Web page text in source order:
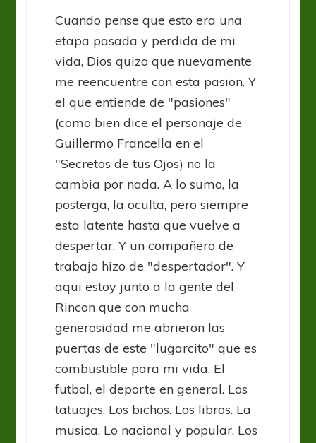
Cuando pense que esto era una
etapa pasada y perdida de mi
vida, Dios quizo que nuevamente
me reencuentre con esta pasion. Y
el que entiende de "pasiones"
(como bien dice el personaje de
Guillermo Francella en el
"Secretos de tus Ojos) no la
cambia por nada. A lo sumo, la
posterga, la oculta, pero siempre
esta latente hasta que vuelve a
despertar. Y un compañero de
trabajo hizo de "despertador". Y
aqui estoy junto a la gente del
Rincon que con mucha
generosidad me abrieron las
puertas de este "lugarcito" que es
combustible para mi vida. El
futbol, el deporte en general. Los
tatuajes. Los bichos. Los libros. La
musica. Lo nacional y popular. Los